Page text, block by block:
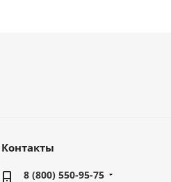
Контакты
8 (800) 550-95-75